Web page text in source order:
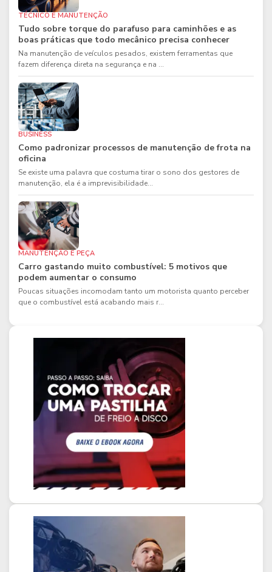
TÉCNICO E MANUTENÇÃO
Tudo sobre torque do parafuso para caminhões e as
boas práticas que todo mecânico precisa conhecer
Na manutenção de veículos pesados, existem ferramentas que
fazem diferença direta na segurança e na ...
BUSINESS
Como padronizar processos de manutenção de frota na
oficina
Se existe uma palavra que costuma tirar o sono dos gestores de
manutenção, ela é a imprevisibilidade...
MANUTENÇÃO E PEÇA
Carro gastando muito combustível: 5 motivos que
podem aumentar o consumo
Poucas situações incomodam tanto um motorista quanto perceber
que o combustível está acabando mais r...